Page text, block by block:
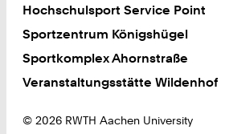
Hochschulsport Service Point
Sportzentrum Königshügel
Sportkomplex Ahornstraße
Veranstaltungsstätte Wildenhof
© 2026 RWTH Aachen University